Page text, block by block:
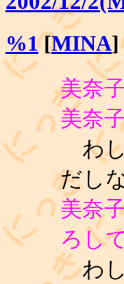
%1[MINA]
美奈
美奈
わし
だし
美奈
ろし
わし